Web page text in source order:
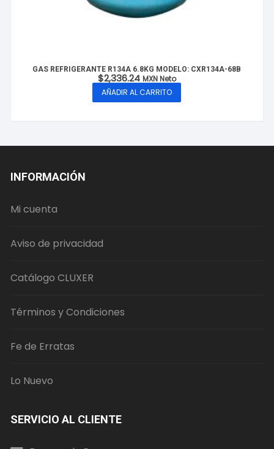
GAS REFRIGERANTE R134A 6.8KG MODELO: CXR134A-68B
$2,336.24 MXN Neto
AÑADIR AL CARRITO
INFORMACIÓN
Mi cuenta
Aviso de privacidad
Catálogo CLUXER
Términos y Condiciones
Fe de Erratas
Lo Nuevo
SERVICIO AL CLIENTE